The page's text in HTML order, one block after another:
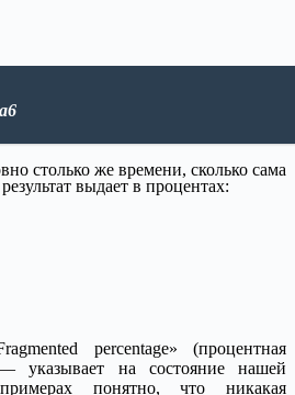
столько же времени, сколько сама
выдает в процентах:
percentage» (процентная
— указывает на состояние нашей
понятно, что никакая